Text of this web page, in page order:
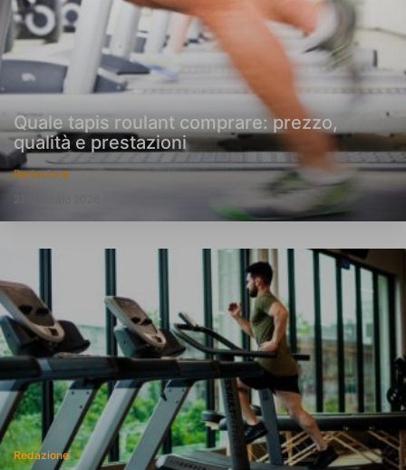
Quale tapis roulant comprare: prezzo,
qualità e prestazioni
Redazione
Redazione